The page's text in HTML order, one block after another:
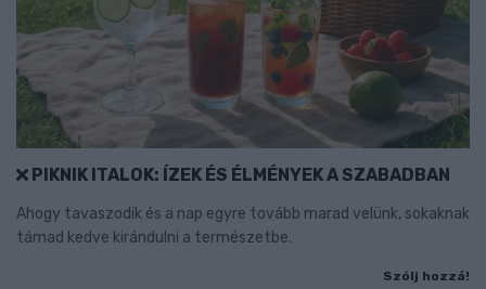
PIKNIK ITALOK: ÍZEK ÉS ÉLMÉNYEK A SZABADBAN
Ahogy tavaszodik és a nap egyre tovább marad velünk, sokaknak
támad kedve kirándulni a természetbe.
Szólj hozzá!